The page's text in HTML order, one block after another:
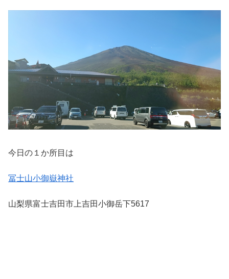
今日の１か所目は
冨士山小御嶽神社
山梨県富士吉田市上吉田小御岳下5617